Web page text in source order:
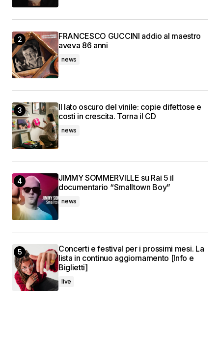
FRANCESCO GUCCINI addio al maestro
aveva 86 anni
news
Il lato oscuro del vinile: copie difettose e
costi in crescita. Torna il CD
news
JIMMY SOMMERVILLE su Rai 5 il
documentario “Smalltown Boy”
news
Concerti e festival per i prossimi mesi. La
lista in continuo aggiornamento [Info e
Biglietti]
live